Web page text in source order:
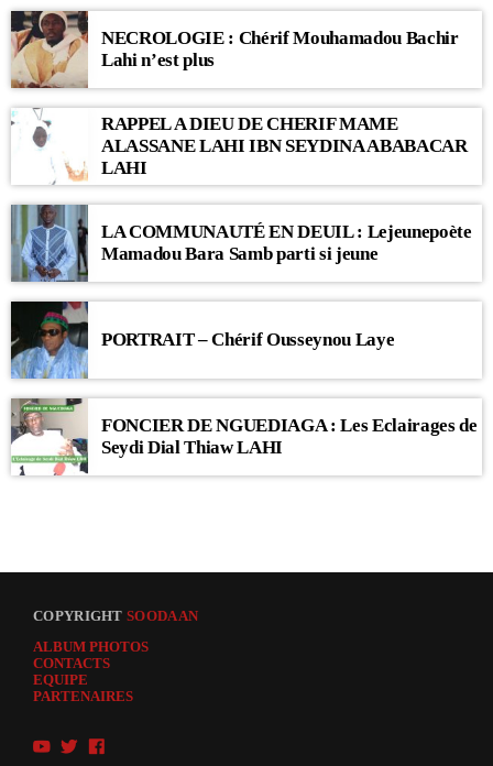
NECROLOGIE : Chérif Mouhamadou Bachir
Lahi n’est plus
RAPPEL A DIEU DE CHERIF MAME
ALASSANE LAHI IBN SEYDINA ABABACAR
LAHI
LA COMMUNAUTÉ EN DEUIL : Lejeunepoète
Mamadou Bara Samb parti si jeune
PORTRAIT – Chérif Ousseynou Laye
FONCIER DE NGUEDIAGA : Les Eclairages de
Seydi Dial Thiaw LAHI
COPYRIGHTSOODAAN
ALBUM PHOTOS
CONTACTS
EQUIPE
PARTENAIRES